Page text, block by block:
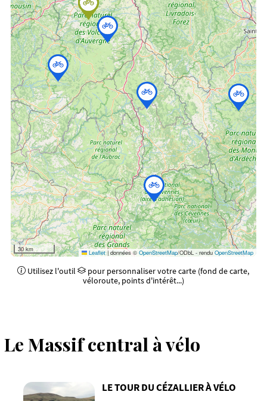
30 km Leaflet |données ©OpenStreetMap/ODbL - renduOpenStreetMap
Utilisez l'outil
pour personnaliser votre carte (fond de carte,
véloroute, points d'intérêt...)
Le Massif central à vélo
LE TOUR DU CÉZALLIER À VÉLO